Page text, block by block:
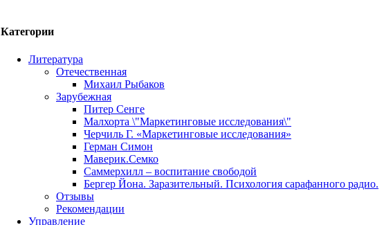
Категории
Литература
Отечественная
Михаил Рыбаков
Зарубежная
Питер Сенге
Малхорта \"Маркетинговые исследования\"
Черчиль Г. «Маркетинговые исследования»
Герман Симон
Маверик.Семко
Саммерхилл – воспитание свободой
Бергер Йона. Заразительный. Психология сарафанного радио.
Отзывы
Рекомендации
Управление